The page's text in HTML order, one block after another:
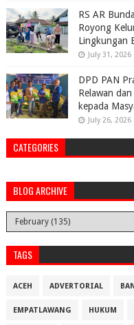
RS AR
Royong
Lingkungan
July 31, 2026
DPD PAN
Relawan
kepada
July 26, 2026
CATEGORIES
BLOG ARCHIVE
TAGS
ACEH ADVERTORIAL
EMPATLAWANG HUKUM